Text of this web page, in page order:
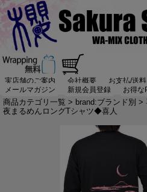
実店舗のご案内 会社概要 お支払/送料
メールマガジン
新規会員登録 お得な
商品カテゴリ一覧 > brand:ブランド別 >
夜まるめんロングTシャツ◆喜人